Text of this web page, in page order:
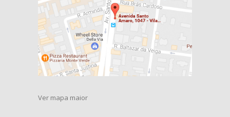
Ver mapa maior